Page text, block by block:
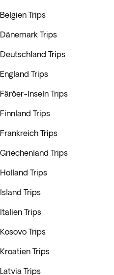
Belgien Trips
Dänemark Trips
Deutschland Trips
England Trips
Färöer-Inseln Trips
Finnland Trips
Frankreich Trips
Griechenland Trips
Holland Trips
Island Trips
Italien Trips
Kosovo Trips
Kroatien Trips
Latvia Trips